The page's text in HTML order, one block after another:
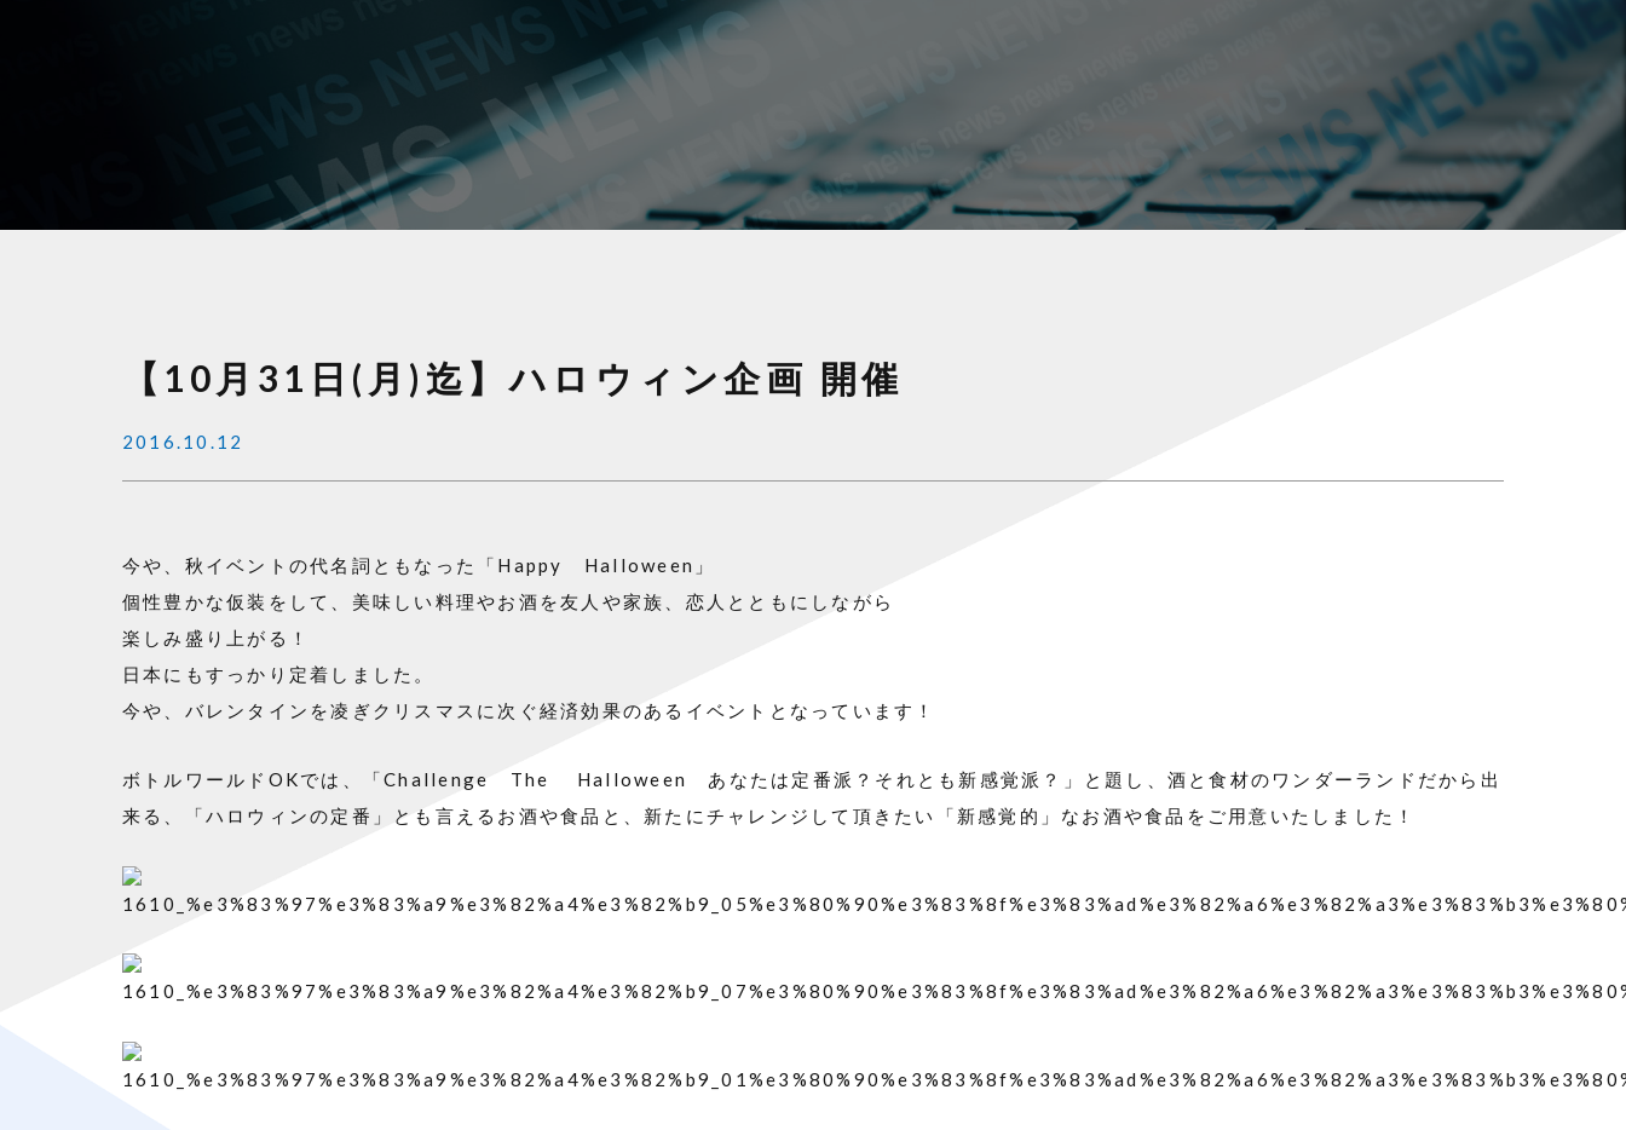
【10月31日(月)迄】ハロウィン企画 開催
2016.10.12
今や、秋イベントの代名詞ともなった「Happy Halloween」
個性豊かな仮装をして、美味しい料理やお酒を友人や家族、恋人とともにしながら
楽しみ盛り上がる！
日本にもすっかり定着しました。
今や、バレンタインを凌ぎクリスマスに次ぐ経済効果のあるイベントとなっています！
ボトルワールドOKでは、「Challenge The Halloween あなたは定番派？それとも新感覚派？」と題し、酒と食材のワンダーランドだから出
来る、「ハロウィンの定番」とも言えるお酒や食品と、新たにチャレンジして頂きたい「新感覚的」なお酒や食品をご用意いたしました！